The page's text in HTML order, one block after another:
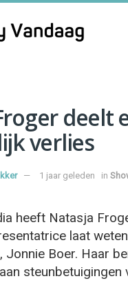
verlies
1 jaar geleden in
heeft Natasja
laat
Jonnie Boer. Haar
steunbetuigingen